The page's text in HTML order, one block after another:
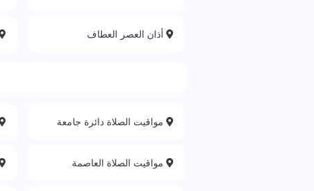
أذان العصر العطاف
مواقيت الصلاة دائرة جامعة
مواقيت الصلاة العاصمة